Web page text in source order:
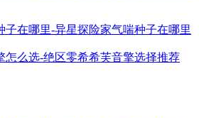
子在哪里-异星探险家气喘种子在哪里
怎么选-绝区零希希芙音擎选择推荐